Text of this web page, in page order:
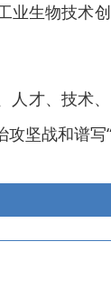
业生物技术
人才、技术
坚战和谱